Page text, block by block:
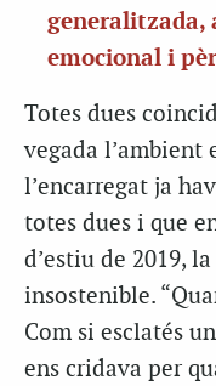
generalitzada,
emocional i
Totes dues
vegada l’ambient
l’encarregat ja
totes dues i que
d’estiu de 2019,
insostenible.
Com si esclatés
ens cridava per